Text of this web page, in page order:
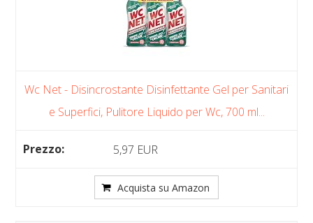
Wc Net - Disincrostante Disinfettante Gel per Sanitari
e Superfici, Pulitore Liquido per Wc, 700 ml...
5,97 EUR
Acquista su Amazon